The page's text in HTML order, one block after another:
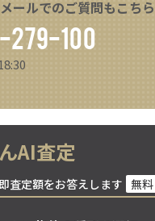
ールでのご質問もこち
279-100
AI査定
査定額をお答えします 無料